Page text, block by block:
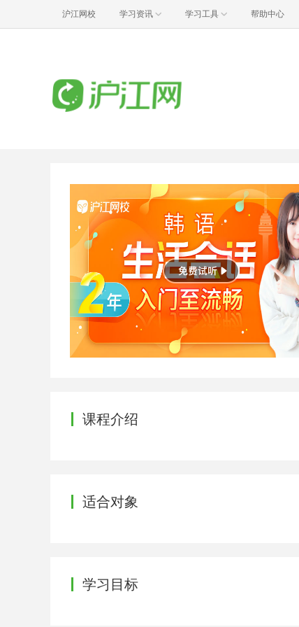
沪江网校 学习资讯 学习工具 帮助中心
课程介绍
适合对象
学习目标